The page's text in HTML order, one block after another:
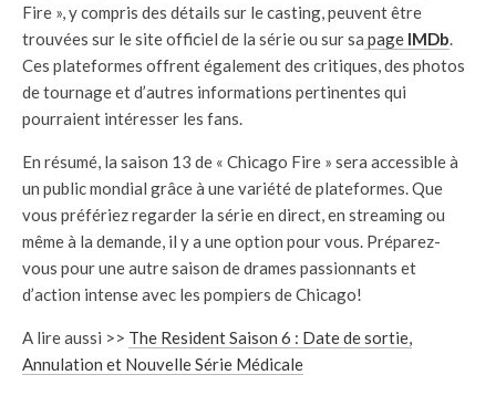
Fire », y compris des détails sur le casting, peuvent être
trouvées sur le site officiel de la série ou sur sa page IMDb.
Ces plateformes offrent également des critiques, des photos
de tournage et d’autres informations pertinentes qui
pourraient intéresser les fans.
En résumé, la saison 13 de « Chicago Fire » sera accessible à
un public mondial grâce à une variété de plateformes. Que
vous préfériez regarder la série en direct, en streaming ou
même à la demande, il y a une option pour vous. Préparez-
vous pour une autre saison de drames passionnants et
d’action intense avec les pompiers de Chicago!
A lire aussi >> The Resident Saison 6 : Date de sortie,
Annulation et Nouvelle Série Médicale